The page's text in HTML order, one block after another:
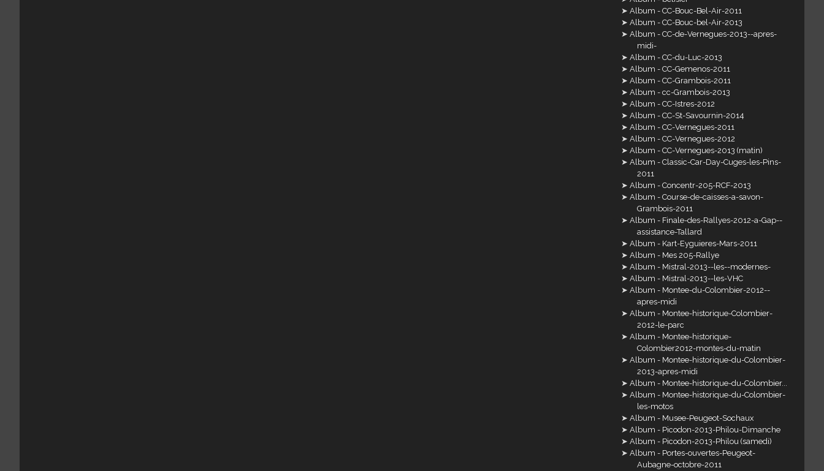
Album - CC-Bouc-Bel-Air-2011
Album - CC-Bouc-bel-Air-2013
Album - CC-de-Vernegues-2013--apres-
midi-
Album - CC-du-Luc-2013
Album - CC-Gemenos-2011
Album - CC-Grambois-2011
Album - cc-Grambois-2013
Album - CC-Istres-2012
Album - CC-St-Savournin-2014
Album - CC-Vernegues-2011
Album - CC-Vernegues-2012
Album - CC-Vernegues-2013 (matin)
Album - Classic-Car-Day-Cuges-les-Pins-
2011
Album - Concentr-205-RCF-2013
Album - Course-de-caisses-a-savon-
Grambois-2011
Album - Finale-des-Rallyes-2012-a-Gap--
assistance-Tallard
Album - Kart-Eyguieres-Mars-2011
Album - Mes 205-Rallye
Album - Mistral-2013--les--modernes-
Album - Mistral-2013--les-VHC
Album - Montee-du-Colombier-2012--
apres-midi
Album - Montee-historique-Colombier-
2012-le-parc
Album - Montee-historique-
Colombier2012-montes-du-matin
Album - Montee-historique-du-Colombier-
2013-apres-midi
Album - Montee-historique-du-Colombier...
Album - Montee-historique-du-Colombier-
les-motos
Album - Musee-Peugeot-Sochaux
Album - Picodon-2013-Philou-Dimanche
Album - Picodon-2013-Philou (samedi)
Album - Portes-ouvertes-Peugeot-
Aubagne-octobre-2011